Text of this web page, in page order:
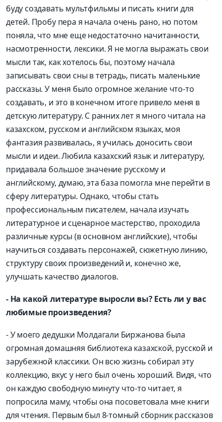
буду создавать мультфильмы и писать книги для
детей. Пробу пера я начала очень рано, но потом
поняла, что мне еще недостаточно начитанности,
насмотренности, лексики. Я не могла выражать свои
мысли так, как хотелось бы, поэтому начала
записывать свои сны в тетрадь, писать маленькие
рассказы. У меня было огромное желание что-то
создавать, и это в конечном итоге привело меня в
детскую литературу. С ранних лет я много читала на
казахском, русском и английском языках, моя
фантазия развивалась, я училась доносить свои
мысли и идеи. Любила казахский язык и литературу,
придавала большое значение русскому и
английскому, думаю, эта база помогла мне перейти в
сферу литературы. Однако, чтобы стать
профессиональным писателем, начала изучать
литературное и сценарное мастерство, проходила
различные курсы (в основном английские), чтобы
научиться создавать персонажей, сюжетную линию,
структуру своих произведений и, конечно же,
улучшать качество диалогов.
- На какой литературе выросли вы? Есть ли у вас
любимые произведения?
- У моего дедушки Молдагали Биржанова была
огромная домашняя библиотека казахской, русской и
зарубежной классики. Он всю жизнь собирал эту
коллекцию, вкус у него был очень хороший. Видя, что
он каждую свободную минуту что-то читает, я
попросила маму, чтобы она посоветовала мне книги
для чтения. Первым был 8-томный сборник рассказов